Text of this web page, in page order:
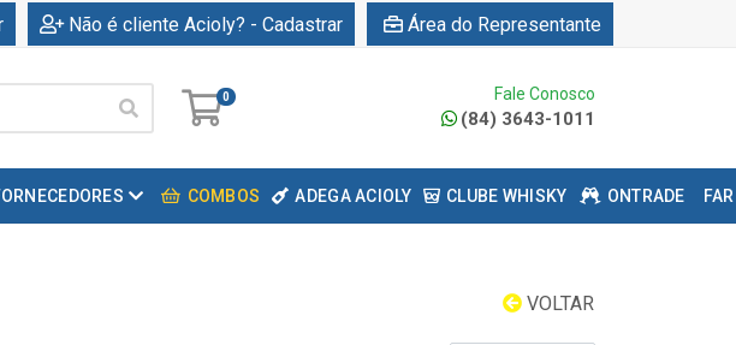
Não é cliente Acioly? - Cadastrar Área do Representante
0 Fale Conosco
(84) 3643-1011
COMBOS ADEGA ACIOLY CLUBE WHISKY ONTRADE
VOLTAR